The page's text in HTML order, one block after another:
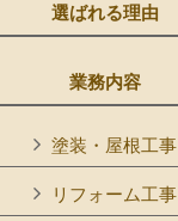
選ばれる理由
業務内容
塗装・屋根工事
リフォーム工事